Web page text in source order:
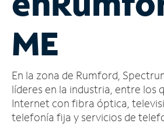
cuenta
Encuentra
tienda
ME
En la zona de Rumford,
líderes en la industria, entre los
Internet con fibra óptica,
telefonía fija y servicios de